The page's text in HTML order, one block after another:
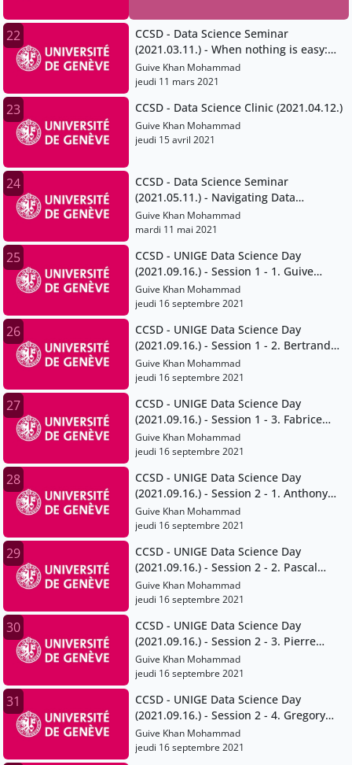
22
CCSD - Data Science Seminar
(2021.03.11.) - When nothing is easy:
Dealing with heterogeneous data and
interoperability issues
Guive Khan Mohammad
jeudi 11 mars 2021
23 CCSD - Data Science Clinic (2021.04.12.)
Guive Khan Mohammad
jeudi 15 avril 2021
24
CCSD - Data Science Seminar
(2021.05.11.) - Navigating Data
Protection and Data Ownership in
Academic Research
Guive Khan Mohammad
mardi 11 mai 2021
25
CCSD - UNIGE Data Science Day
(2021.09.16.) - Session 1 - 1. Guive
Khan-Mohammad
Guive Khan Mohammad
jeudi 16 septembre 2021
26
CCSD - UNIGE Data Science Day
(2021.09.16.) - Session 1 - 2. Bertrand
Loison
Guive Khan Mohammad
jeudi 16 septembre 2021
27
CCSD - UNIGE Data Science Day
(2021.09.16.) - Session 1 - 3. Fabrice
Calame
Guive Khan Mohammad
jeudi 16 septembre 2021
28
CCSD - UNIGE Data Science Day
(2021.09.16.) - Session 2 - 1. Anthony
Lehmann
Guive Khan Mohammad
jeudi 16 septembre 2021
29
CCSD - UNIGE Data Science Day
(2021.09.16.) - Session 2 - 2. Pascal
Peduzzi
Guive Khan Mohammad
jeudi 16 septembre 2021
30
CCSD - UNIGE Data Science Day
(2021.09.16.) - Session 2 - 3. Pierre
Lacroix
Guive Khan Mohammad
jeudi 16 septembre 2021
31
CCSD - UNIGE Data Science Day
(2021.09.16.) - Session 2 - 4. Gregory
Giuliani
Guive Khan Mohammad
jeudi 16 septembre 2021